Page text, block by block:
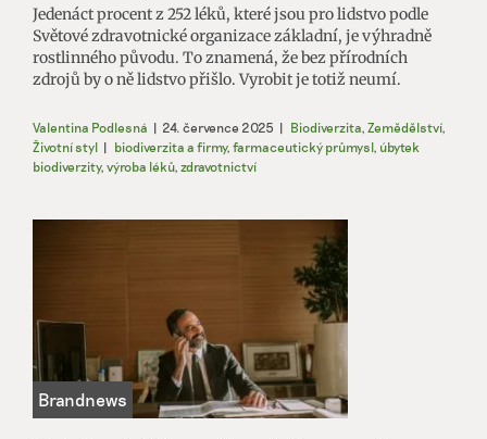
Jedenáct procent z 252 léků, které jsou pro lidstvo podle
Světové zdravotnické organizace základní, je výhradně
rostlinného původu. To znamená, že bez přírodních
zdrojů by o ně lidstvo přišlo. Vyrobit je totiž neumí.
Valentina Podlesná | 24. července 2025 | Biodiverzita, Zemědělství,
Životní styl | biodiverzita a firmy, farmaceutický průmysl, úbytek
biodiverzity, výroba léků, zdravotnictví